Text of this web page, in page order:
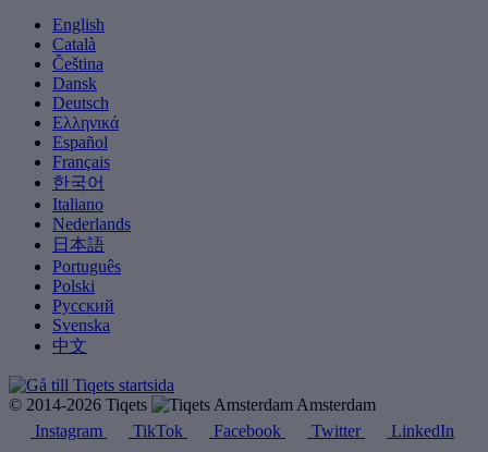
English
Català
Čeština
Dansk
Deutsch
Ελληνικά
Español
Français
한국어
Italiano
Nederlands
日本語
Português
Polski
Русский
Svenska
中文
© 2014-2026 Tiqets
Amsterdam
Instagram
TikTok Facebook Twitter LinkedIn